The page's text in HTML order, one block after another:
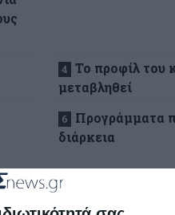
Το προφίλ του
μεταβληθεί
Προγράμματα
διάρκεια
ΑΠΕ-ΜΠΕ, η Δρ